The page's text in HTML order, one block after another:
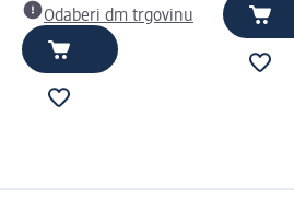
Odaberi dm trgovinu